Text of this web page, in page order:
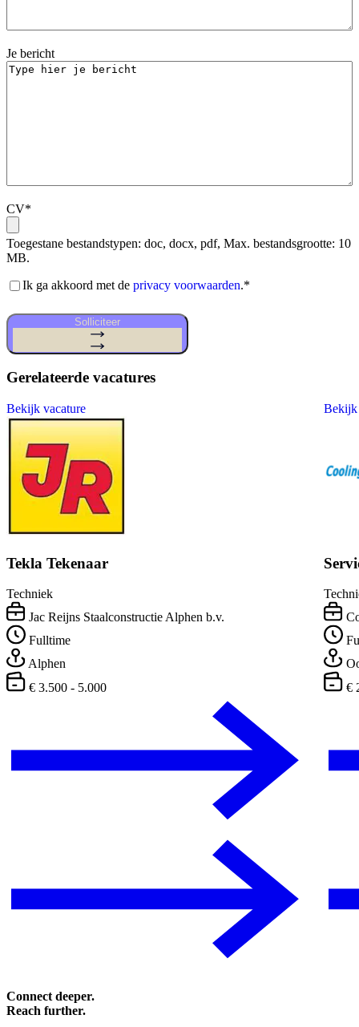
Je bericht
CV*
Toegestane bestandstypen: doc, docx, pdf, Max. bestandsgrootte: 10
MB.
Akkoord
voorwaarden*
Ik ga akkoord met de privacy voorwaarden.*
Solliciteer
Gerelateerde vacatures
Bekijk vacature
Tekla Tekenaar
Techniek
Jac Reijns Staalconstructie Alphen b.v.
Fulltime
Alphen
€ 3.500 - 5.000
Bekijk
€
Connect deeper.
Reach further.